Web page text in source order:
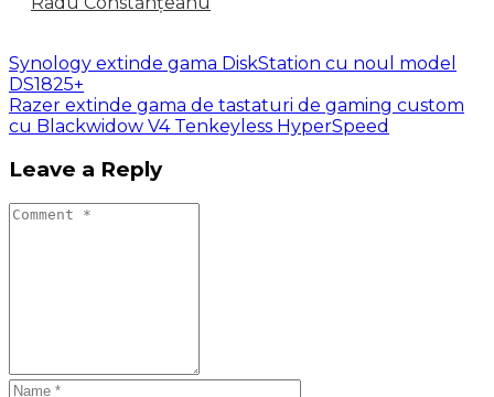
Synology extinde gama DiskStation cu noul model
DS1825+
Razer extinde gama de tastaturi de gaming custom
cu Blackwidow V4 Tenkeyless HyperSpeed
Leave a Reply